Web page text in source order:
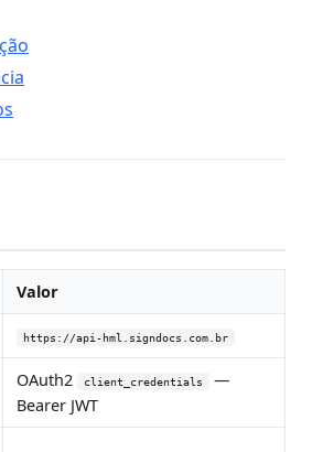
Valor
https://api-hml.signdocs.com.br
OAuth2 client_credentials
—
Bearer JWT